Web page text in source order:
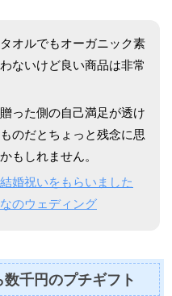
オルでもオーガニック素
ないけど良い商品は非常
った側の自己満足が透け
のだとちょっと残念に思
もしれません。
結婚祝いをもらいました
のウェディング
千円のプチギフト